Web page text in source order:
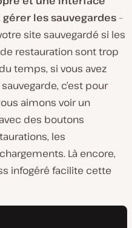
les sauvegardes–
site sauvegardé si les
restauration sont trop
temps, si vous avez
c’est pour
aimons voir un
des boutons
les
Là encore,
infogéré facilite cette